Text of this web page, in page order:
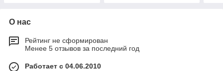
О нас
Рейтинг не сформирован
Менее 5 отзывов за последний год
Работает с 04.06.2010